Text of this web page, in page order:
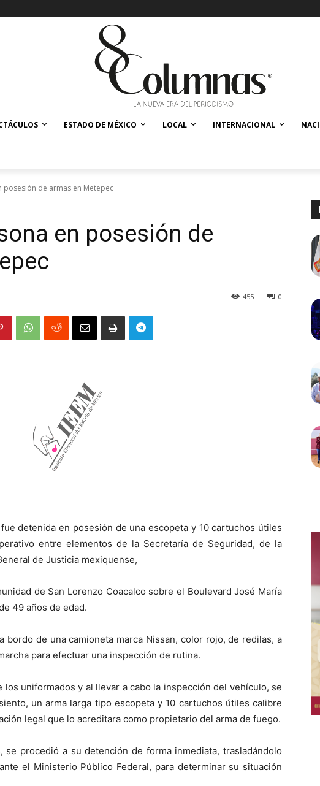
ESTADO DE MÉXICO LOCAL INTERNACIONAL
posesión de armas en Metepec
en posesión de
0
455
detenida en posesión de una escopeta y 10 cartuchos útiles
entre elementos de la Secretaría de Seguridad, de la
de Justicia mexiquense,
de San Lorenzo Coacalco sobre el Boulevard José María
49 años de edad.
bordo de una camioneta marca Nissan, color rojo, de redilas, a
para efectuar una inspección de rutina.
los uniformados y al llevar a cabo la inspección del vehículo, se
un arma larga tipo escopeta y 10 cartuchos útiles calibre
legal que lo acreditara como propietario del arma de fuego.
se procedió a su detención de forma inmediata, trasladándolo
el Ministerio Público Federal, para determinar su situación